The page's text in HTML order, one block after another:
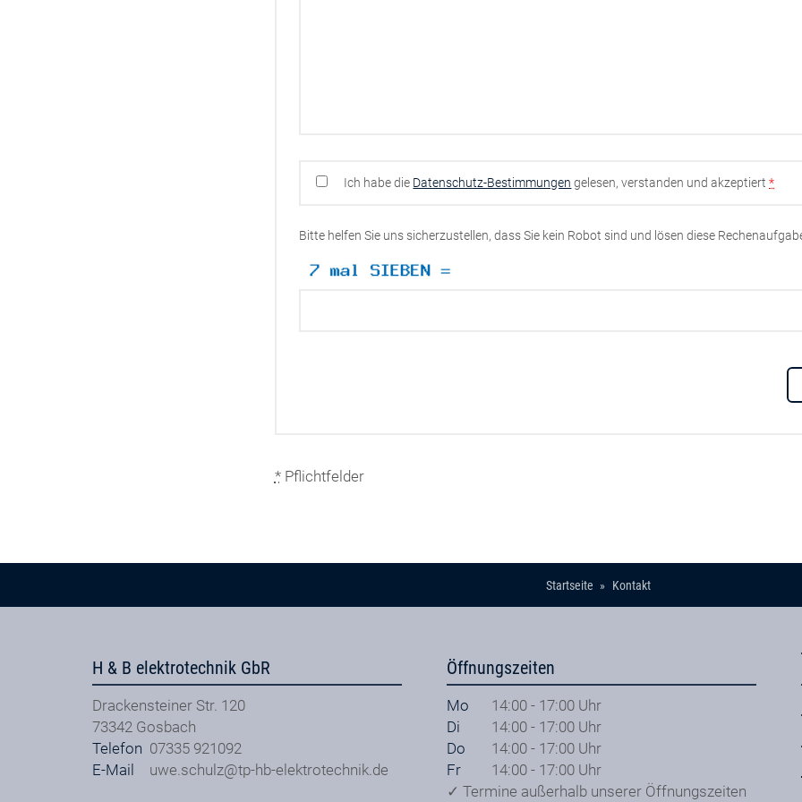
Ich habe die Datenschutz-Bestimmungen gelesen, verstanden und akzeptiert*
Bitte helfen Sie uns sicherzustellen, dass Sie kein Robot sind und lösen diese
*Pflichtfelder
Startseite Kontakt
H & B elektrotechnik GbR
Drackensteiner Str. 120
73342 Gosbach
Telefon 07335 921092
E-Mail
uwe.schulz@tp-hb-elektrotechnik.de
Öffnungszeiten
Mo
14:00 - 17:00 Uhr
Di
14:00 - 17:00 Uhr
Do
14:00 - 17:00 Uhr
Fr
14:00 - 17:00 Uhr
✓ Termine außerhalb unserer Öffnungszeiten